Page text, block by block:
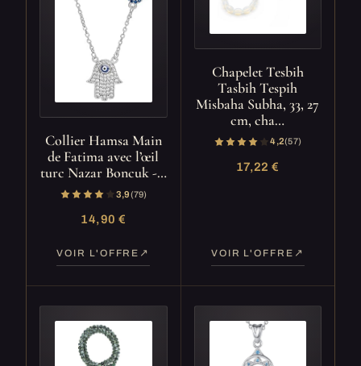
Collier Hamsa Main
de Fatima avec l’œil
turc Nazar Boncuk -…
3,9(79)
14,90 €
VOIR L'OFFRE
Chapelet Tesbih
Tasbih Tespih
Misbaha Subha, 33, 27
cm, cha…
4,2(57)
17,22 €
VOIR L'OFFRE